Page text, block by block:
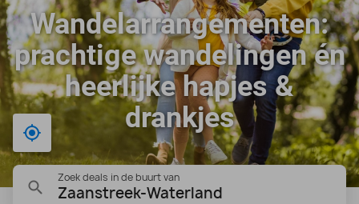
9,4
Ontdek 15.000+ deals
Wandelarrangementen:
prachtige wandelingen én
heerlijke hapjes &
drankjes
Bij mij in de buurt
Zoek deals in de buurt van
Zaanstreek-Waterland